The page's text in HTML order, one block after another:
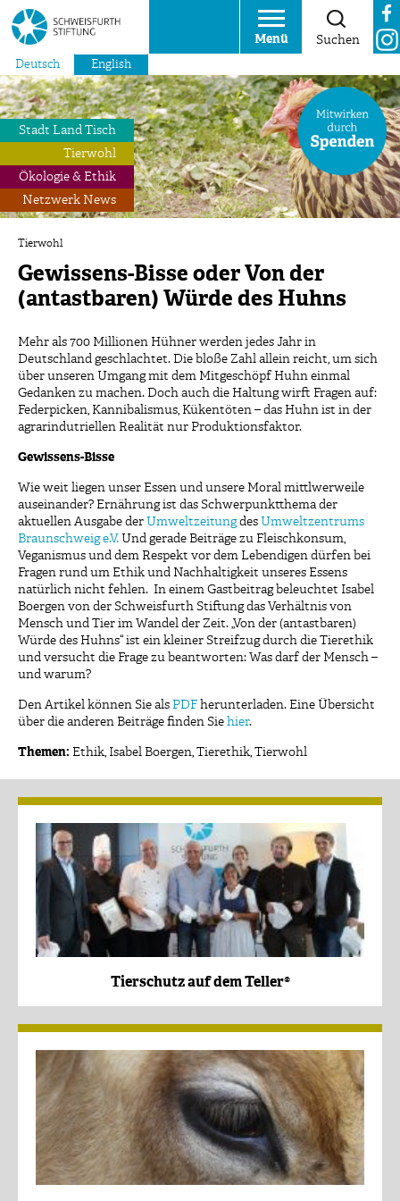
Menü Suchen
Deutsch English
Stadt Land Tisch
Tierwohl
Ökologie & Ethik
Netzwerk News
Tierwohl
Gewissens-Bisse oder Von der
(antastbaren) Würde des Huhns
Mehr als 700 Millionen Hühner werden jedes Jahr in
Deutschland geschlachtet. Die bloße Zahl allein reicht, um sich
über unseren Umgang mit dem Mitgeschöpf Huhn einmal
Gedanken zu machen. Doch auch die Haltung wirft Fragen auf:
Federpicken, Kannibalismus, Kükentöten – das Huhn ist in der
agrarindutriellen Realität nur Produktionsfaktor.
Gewissens-Bisse
Wie weit liegen unser Essen und unsere Moral mittlwerweile
auseinander? Ernährung ist das Schwerpunktthema der
aktuellen Ausgabe der Umweltzeitungdes Umweltzentrums
Braunschweig e.V. Und gerade Beiträge zu Fleischkonsum,
Veganismus und dem Respekt vor dem Lebendigen dürfen bei
Fragen rund um Ethik und Nachhaltigkeit unseres Essens
natürlich nicht fehlen. In einem Gastbeitrag beleuchtet Isabel
Boergen von der Schweisfurth Stiftung das Verhältnis von
Mensch und Tier im Wandel der Zeit. „Von der (antastbaren)
Würde des Huhns“ ist ein kleiner Streifzug durch die Tierethik
und versucht die Frage zu beantworten: Was darf der Mensch –
und warum?
Den Artikel können Sie als PDF herunterladen. Eine Übersicht
über die anderen Beiträge finden Sie hier.
Themen: Ethik Isabel Boergen Tierethik Tierwohl
Tierschutz auf dem Teller®